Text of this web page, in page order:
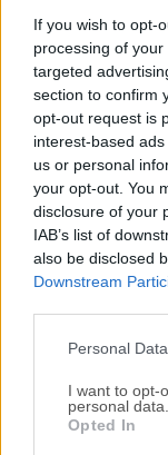
If you wish to opt-
processing of
targeted
section to confirm
opt-out request is
interest-based
us or personal
your opt-out. You
disclosure of your
IAB’s list of
also be disclosed
Downstream
Personal
I want to opt-
personal data.
Opted In
En el vertiginoso
ordenadores es
empresas y
escritorio remoto
los usuarios
a través de una
ampliamente
de problemas y el
Funciona en
plataformas.
conexiones de
archivos – Admite